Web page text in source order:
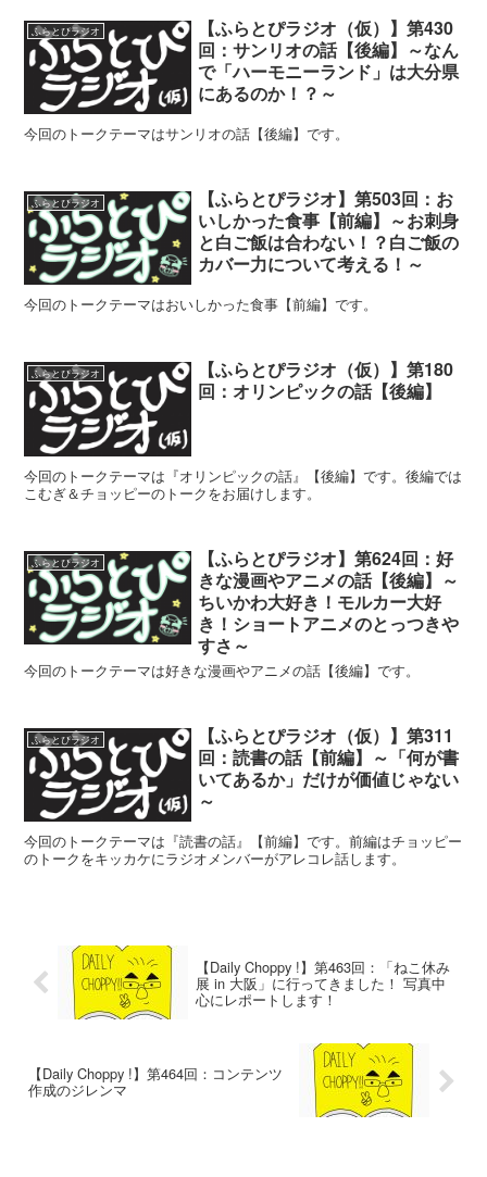
ふらとぴラジオ
【ふらとぴラジオ（仮）】第430
回：サンリオの話【後編】～なん
で「ハーモニーランド」は大分県
にあるのか！？～
今回のトークテーマはサンリオの話【後編】です。
ふらとぴラジオ
【ふらとぴラジオ】第503回：お
いしかった食事【前編】～お刺身
と白ご飯は合わない！？白ご飯の
カバー力について考える！～
今回のトークテーマはおいしかった食事【前編】です。
ふらとぴラジオ
【ふらとぴラジオ（仮）】第180
回：オリンピックの話【後編】
今回のトークテーマは『オリンピックの話』【後編】です。後編では
こむぎ＆チョッピーのトークをお届けします。
ふらとぴラジオ
【ふらとぴラジオ】第624回：好
きな漫画やアニメの話【後編】～
ちいかわ大好き！モルカー大好
き！ショートアニメのとっつきや
すさ～
今回のトークテーマは好きな漫画やアニメの話【後編】です。
ふらとぴラジオ
【ふらとぴラジオ（仮）】第311
回：読書の話【前編】～「何が書
いてあるか」だけが価値じゃない
～
今回のトークテーマは『読書の話』【前編】です。前編はチョッピー
のトークをキッカケにラジオメンバーがアレコレ話します。
【Daily Choppy !】第463回：「ねこ休み
展 in 大阪」に行ってきました！ 写真中
心にレポートします！
【Daily Choppy !】第464回：コンテンツ
作成のジレンマ